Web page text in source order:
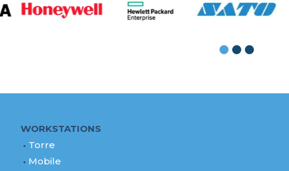
WORKSTATIONS
Torre
Mobile